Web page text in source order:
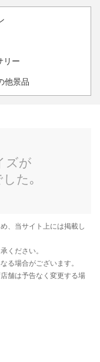
リー
他景品